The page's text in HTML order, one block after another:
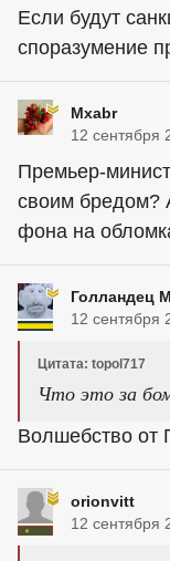
Если будут
споразумение
Mxabr
12 сентября
Премьер-
своим бредом?
фона на
Голландец
12 сентября
Цитата: topol717
Что это за
Волшебство от
orionvitt
12 сентября